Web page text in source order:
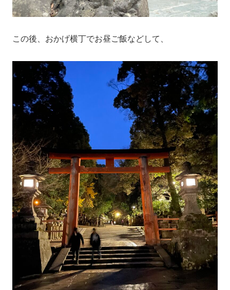
この後、おかげ横丁でお昼ご飯などして、